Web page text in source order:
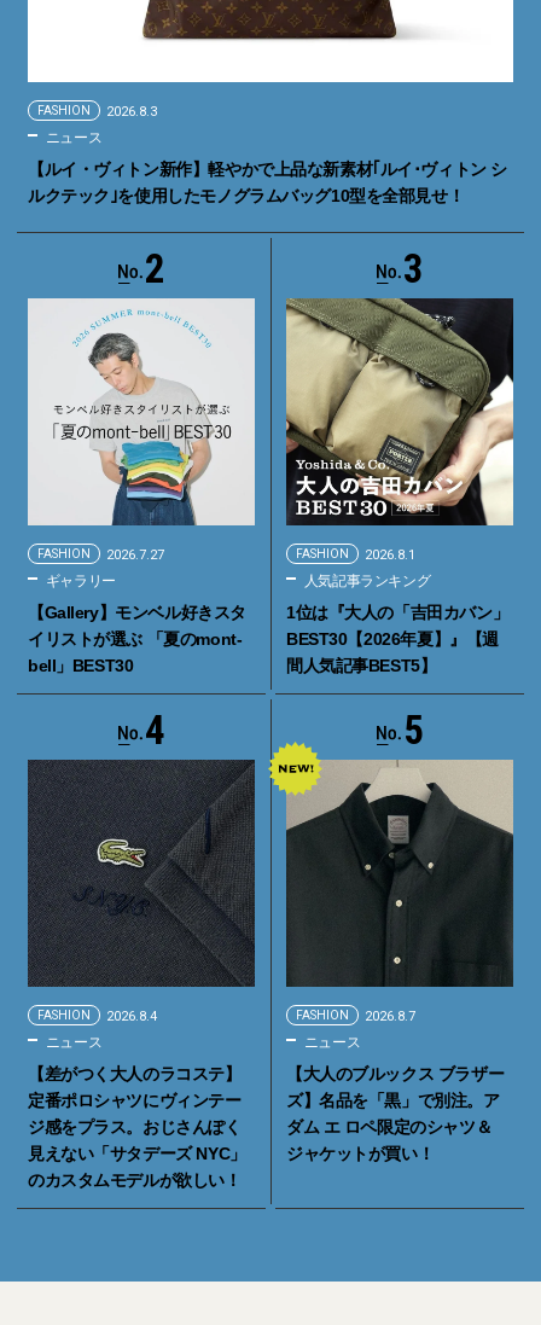
FASHION 2026.8.3
ニュース
【ルイ・ヴィトン新作】軽やかで上品な新素材｢ルイ･ヴィトン シ
ルクテック｣を使用したモノグラムバッグ10型を全部見せ！
2
FASHION 2026.7.27
ギャラリー
【Gallery】モンベル好きスタ
イリストが選ぶ 「夏のmont-
bell」BEST30
3
FASHION 2026.8.1
人気記事ランキング
1位は『大人の「吉田カバン」
BEST30【2026年夏】』【週
間人気記事BEST5】
4
FASHION 2026.8.4
ニュース
【差がつく大人のラコステ】
定番ポロシャツにヴィンテー
ジ感をプラス。おじさんぽく
見えない「サタデーズ NYC」
のカスタムモデルが欲しい！
5
FASHION 2026.8.7
ニュース
【大人のブルックス ブラザー
ズ】名品を「黒」で別注。ア
ダム エ ロペ限定のシャツ＆
ジャケットが買い！